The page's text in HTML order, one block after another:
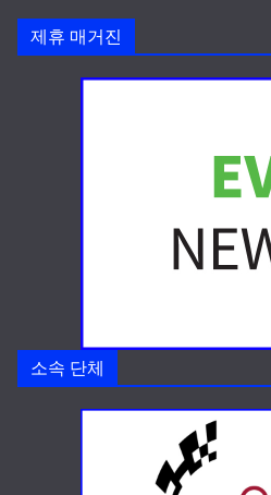
제휴 매거진
소속 단체